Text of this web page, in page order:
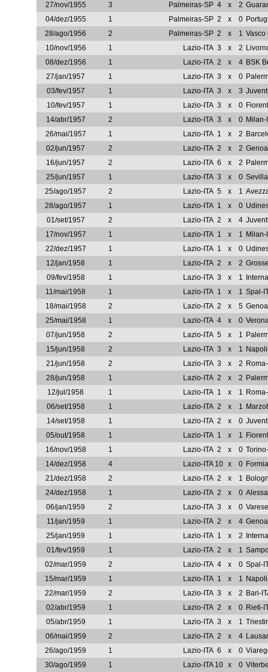
27/nov/1955
3 Palmeiras-SP 4 x 2
04/dez/1955
1 Palmeiras-SP 2 x 0
28/ago/1956
2 Palmeiras-SP 2 x 1 Vasco
10/nov/1956
1 Lazio-ITA 3 x 2
08/dez/1956
1 Lazio-ITA 2 x 4 BSK
27/jan/1957
1 Lazio-ITA 3 x 0
03/fev/1957
1 Lazio-ITA 3 x 3
10/fev/1957
1 Lazio-ITA 3 x 0
14/abr/1957
2 Lazio-ITA 3 x 0 Milan-
26/mai/1957
1 Lazio-ITA 1 x 2
02/jun/1957
2 Lazio-ITA 2 x 2
16/jun/1957
2 Lazio-ITA 6 x 2
25/jun/1957
1 Lazio-ITA 3 x 0
25/ago/1957
2 Lazio-ITA 5 x 1
28/ago/1957
1 Lazio-ITA 1 x 0
01/set/1957
2 Lazio-ITA 2 x 4
17/nov/1957
1 Lazio-ITA 1 x 1 Milan-
22/dez/1957
1 Lazio-ITA 1 x 0
12/jan/1958
1 Lazio-ITA 2 x 2
09/fev/1958
1 Lazio-ITA 3 x 1
11/mai/1958
1 Lazio-ITA 1 x 1 Spal-
18/mai/1958
2 Lazio-ITA 2 x 5
25/mai/1958
1 Lazio-ITA 4 x 0
07/jun/1958
2 Lazio-ITA 5 x 1
15/jun/1958
2 Lazio-ITA 3 x 1
21/jun/1958
2 Lazio-ITA 3 x 2
28/jun/1958
1 Lazio-ITA 2 x 2
12/jul/1958
1 Lazio-ITA 1 x 1
06/set/1958
1 Lazio-ITA 2 x 1
14/set/1958
1 Lazio-ITA 2 x 0
05/out/1958
1 Lazio-ITA 1 x 1
16/nov/1958
1 Lazio-ITA 2 x 0
14/dez/1958
4 Lazio-ITA 10 x 0
21/dez/1958
2 Lazio-ITA 2 x 1
24/dez/1958
1 Lazio-ITA 2 x 0
06/jan/1959
2 Lazio-ITA 3 x 0
11/jan/1959
1 Lazio-ITA 2 x 4
25/jan/1959
1 Lazio-ITA 1 x 2
01/fev/1959
1 Lazio-ITA 2 x 1
02/mar/1959
2 Lazio-ITA 4 x 0 Spal-
15/mar/1959
1 Lazio-ITA 1 x 1
22/mar/1959
2 Lazio-ITA 3 x 2 Bari-
02/abr/1959
1 Lazio-ITA 2 x 0 Rieti-
05/abr/1959
1 Lazio-ITA 3 x 1
06/mai/1959
2 Lazio-ITA 2 x 4
26/ago/1959
1 Lazio-ITA 6 x 0
30/ago/1959
1 Lazio-ITA 10 x 0